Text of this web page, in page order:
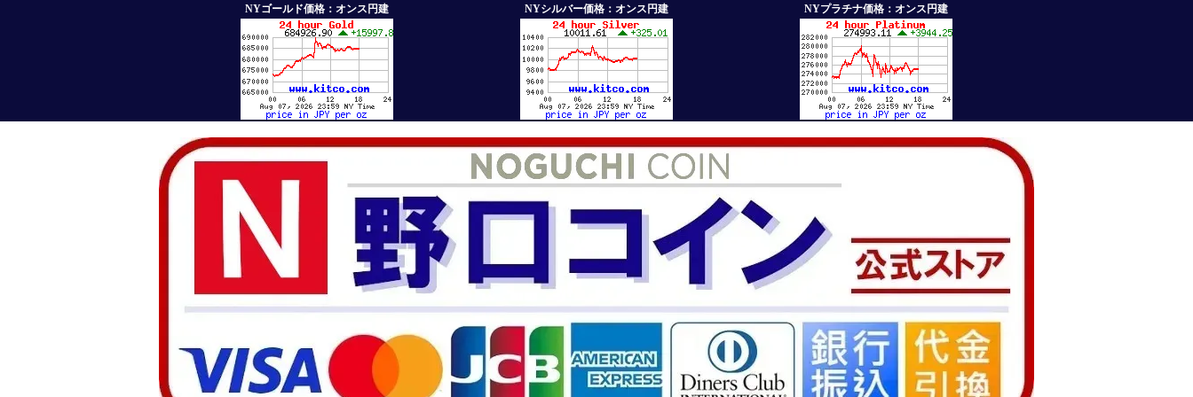
NYゴールド価格：オンス円建 NYシルバー価格：オンス円建 NYプラチナ価格：オンス円建